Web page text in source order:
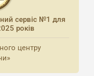
сервіс №1 для
років
центру